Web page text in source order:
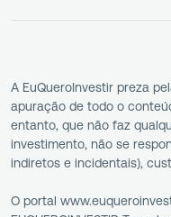
A EuQueroInvestir preza
apuração de todo o
entanto, que não faz
investimento, não se
indiretos e incidentais),
O portal